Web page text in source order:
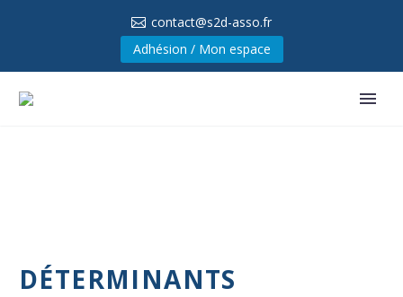
contact@s2d-asso.fr
Adhésion / Mon espace
DÉTERMINANTS